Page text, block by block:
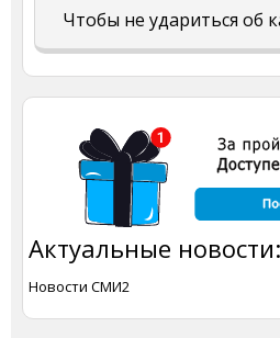
Чтобы не удариться об
Актуальные новости:
Новости СМИ2